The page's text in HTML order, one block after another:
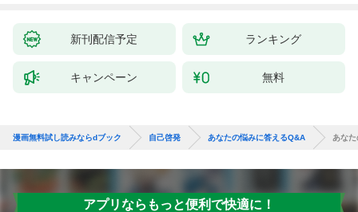
新刊配信予定 ランキング
キャンペーン 無料
漫画無料試し読みならdブック 自己啓発 あなたの悩みに答えるQ&A あな
アプリならもっと便利で快適に！